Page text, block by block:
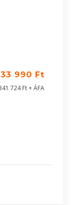
990 Ft
724 Ft + ÁFA